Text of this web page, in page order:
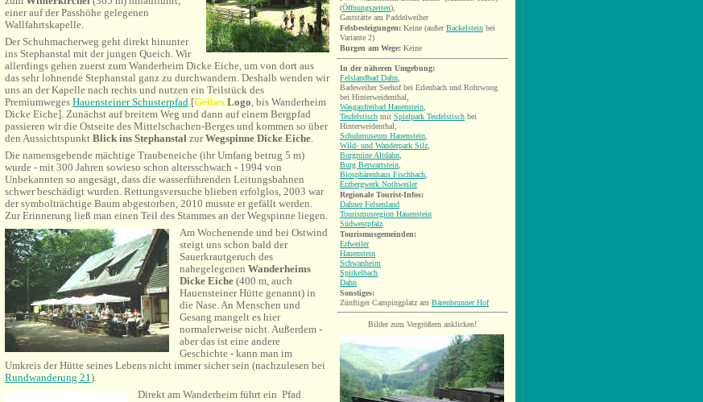
einer auf der Passhöhe gelegenen
Wallfahrtskapelle.
Der Schuhmacherweg geht direkt hinunter
ins Stephanstal mit der jungen Queich. Wir
allerdings gehen zuerst zum Wanderheim Dicke Eiche, um von dort aus
das sehr lohnende Stephanstal ganz zu durchwandern. Deshalb wenden wir
uns an der Kapelle nach rechts und nutzen ein Teilstück des
Premiumweges Hauensteiner Schusterpfad [Gelbes Logo, bis Wanderheim
Dicke Eiche]. Zunächst auf breitem Weg und dann auf einem Bergpfad
passieren wir die Ostseite des Mittelschachen-Berges und kommen so über
den Aussichtspunkt Blick ins Stephanstal zurWegspinne Dicke Eiche.
Die namensgebende mächtige Traubeneiche (ihr Umfang betrug 5 m)
wurde - mit 300 Jahren sowieso schon altersschwach - 1994 von
Unbekannten so angesägt, dass die wasserführenden Leitungsbahnen
schwer beschädigt wurden. Rettungsversuche blieben erfolglos, 2003 war
der symbolträchtige Baum abgestorben, 2010 musste er gefällt werden.
Zur Erinnerung ließ man einen Teil des Stammes an der Wegspinne liegen.
Am Wochenende und bei Ostwind
steigt uns schon bald der
Sauerkrautgeruch des
nahegelegenen Wanderheims
Dicke Eiche (400 m, auch
Hauensteiner Hütte genannt) in
die Nase. An Menschen und
Gesang mangelt es hier
normalerweise nicht. Außerdem -
aber das ist eine andere
Geschichte - kann man im
Umkreis der Hütte seines Lebens nicht immer sicher sein (nachzulesen bei
Rundwanderung 21).
Direkt am Wanderheim führt ein Pfad
(Öffnungszeiten),
Gaststätte am Paddelweiher
Felsbesteigungen: Keine (außerBackelstein bei
Variante 2)
Burgen am Wege: Keine
In der näheren Umgebung:
Felslandbad Dahn
Badeweiher Seehof bei Erlenbach und Rohrwoog
bei Hinterweidenthal,
Wasgaufreibad Hauenstein
Teufelstisch mit Spielpark Teufelstisch bei
Hinterweidenthal,
Schuhmuseum Hauenstein
Wild- und Wanderpark Silz
Burgruine Altdahn
Burg Berwartstein
Biosphärenhaus Fischbach
Erzbergwerk Nothweiler
Regionale Tourist-Infos:
Dahner Felsenland
Tourismusregion Hauenstein
Südwestpfalz
Tourismusgemeinden:
Erfweiler
Hauenstein
Schwanheim
Spirkelbach
Dahn
Sonstiges:
Zünftiger Campingplatz am Bärenbrunner Hof
Bilder zum Vergrößern anklicken!